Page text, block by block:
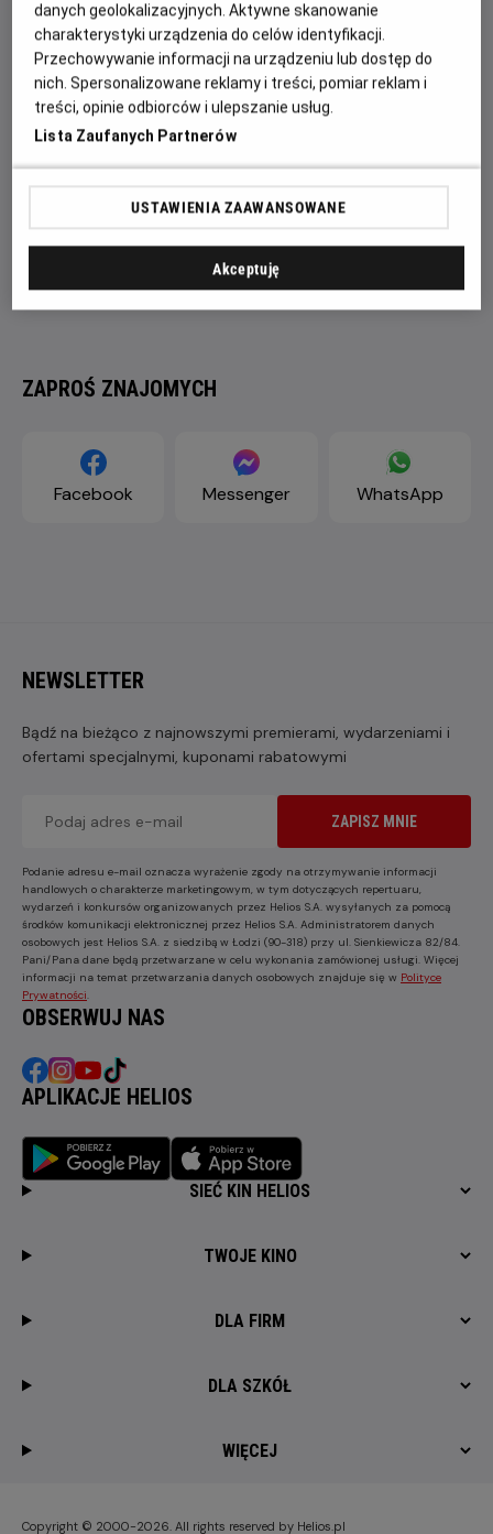
toczy się również w głowach widzów, a pytanie jest
oczywiste i brzmi: "Czy to zrobiła?".
ZAPROŚ ZNAJOMYCH
Facebook Messenger WhatsApp
NEWSLETTER
Bądź na bieżąco z najnowszymi premierami, wydarzeniami i
ofertami specjalnymi, kuponami rabatowymi
ZAPISZ MNIE
Podanie adresu e-mail oznacza wyrażenie zgody na otrzymywanie informacji
handlowych o charakterze marketingowym, w tym dotyczących repertuaru,
wydarzeń i konkursów organizowanych przez Helios S.A. wysyłanych za pomocą
środków komunikacji elektronicznej przez Helios S.A. Administratorem danych
osobowych jest Helios S.A. z siedzibą w Łodzi (90-318) przy ul. Sienkiewicza 82/84.
Pani/Pana dane będą przetwarzane w celu wykonania zamówionej usługi. Więcej
informacji na temat przetwarzania danych osobowych znajduje się w Polityce
Prywatności
OBSERWUJ NAS
APLIKACJE HELIOS
SIEĆ KIN HELIOS
TWOJE KINO
DLA FIRM
DLA SZKÓŁ
WIĘCEJ
Copyright © 2000-2026. All rights reserved by Helios.pl
danych geolokalizacyjnych. Aktywne skanowanie
charakterystyki urządzenia do celów identyfikacji.
Przechowywanie informacji na urządzeniu lub dostęp do
nich. Spersonalizowane reklamy i treści, pomiar reklam i
treści, opinie odbiorców i ulepszanie usług.
Lista Zaufanych Partnerów
USTAWIENIA ZAAWANSOWANE
Akceptuję